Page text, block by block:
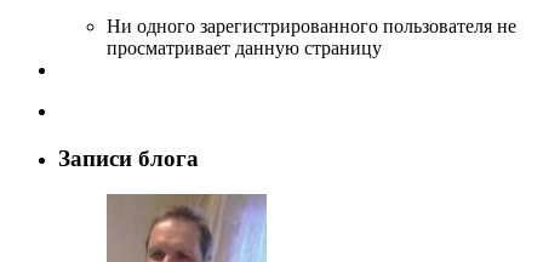
Ни одного зарегистрированного пользователя не
просматривает данную страницу
Записи блога